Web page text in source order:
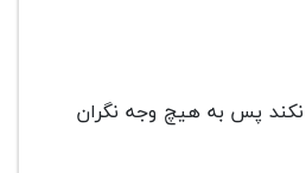
پس به هیچ وجه نگران